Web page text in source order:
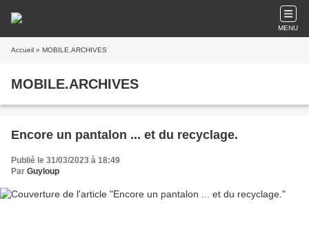
MENU
Accueil » MOBILE.ARCHIVES
MOBILE.ARCHIVES
Encore un pantalon ... et du recyclage.
Publié le 31/03/2023 à 18:49
Par Guyloup